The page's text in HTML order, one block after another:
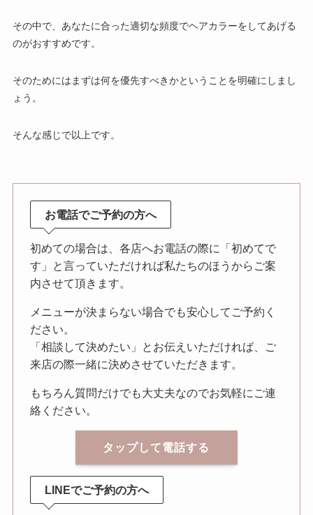
その中で、あなたに合った適切な頻度でヘアカラーをしてあげる
のがおすすめです。
そのためにはまずは何を優先すべきかということを明確にしまし
ょう。
そんな感じで以上です。
お電話でご予約の方へ
初めての場合は、各店へお電話の際に「初めてで
す」と言っていただければ私たちのほうからご案
内させて頂きます。
メニューが決まらない場合でも安心してご予約く
ださい。
「相談して決めたい」とお伝えいただければ、ご
来店の際一緒に決めさせていただきます。
もちろん質問だけでも大丈夫なのでお気軽にご連
絡ください。
タップして電話する
LINEでご予約の方へ